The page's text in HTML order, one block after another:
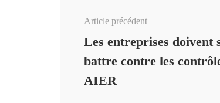
Article précédent
Les entreprises doivent
battre contre les
AIER